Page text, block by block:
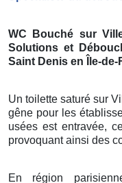
WC Bouché sur
Solutions et
Saint Denis en Île-de-
Un toilette saturé sur
gêne pour les
usées est entravée,
provoquant ainsi des
En région